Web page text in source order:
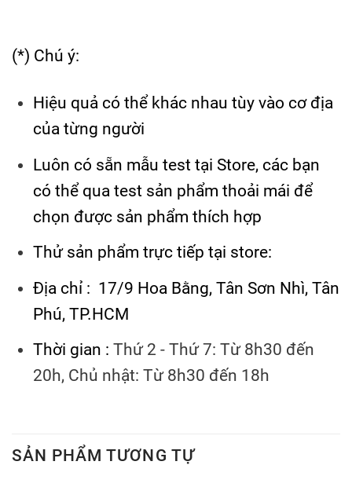
(*) Chú ý:
Hiệu quả có thể khác nhau tùy vào cơ địa
của từng người
Luôn có sẵn mẫu test tại Store, các bạn
có thể qua test sản phẩm thoải mái để
chọn được sản phẩm thích hợp
Thử sản phẩm trực tiếp tại store:
Địa chỉ : 17/9 Hoa Bằng, Tân Sơn Nhì, Tân
Phú, TP.HCM
Thời gian :Thứ 2 - Thứ 7: Từ 8h30 đến
20h, Chủ nhật: Từ 8h30 đến 18h
SẢN PHẨM TƯƠNG TỰ